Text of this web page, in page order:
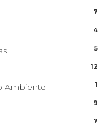
7
4
5
12
Ambiente 1
9
7